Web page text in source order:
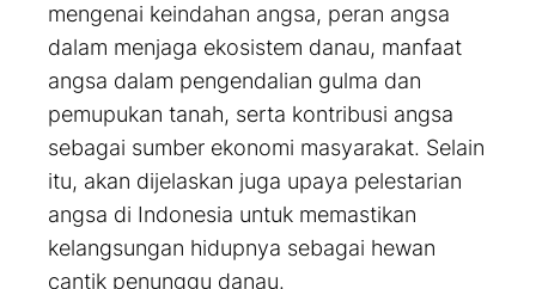
mengenai keindahan angsa, peran angsa
dalam menjaga ekosistem danau, manfaat
angsa dalam pengendalian gulma dan
pemupukan tanah, serta kontribusi angsa
sebagai sumber ekonomi masyarakat. Selain
itu, akan dijelaskan juga upaya pelestarian
angsa di Indonesia untuk memastikan
kelangsungan hidupnya sebagai hewan
cantik penunggu danau.